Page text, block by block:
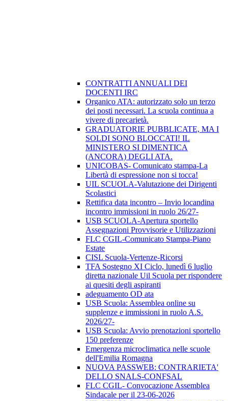
CONTRATTI ANNUALI DEI
DOCENTI IRC
Organico ATA: autorizzato solo un terzo
dei posti necessari. La scuola continua a
vivere di precarietà.
GRADUATORIE PUBBLICATE, MA I
SOLDI SONO BLOCCATI! IL
MINISTERO SI DIMENTICA
(ANCORA) DEGLI ATA.
UNICOBAS- Comunicato stampa-La
Libertà di espressione non si tocca!
UIL SCUOLA-Valutazione dei Dirigenti
Scolastici
Rettifica data incontro – Invio locandina
incontro immissioni in ruolo 26/27-
USB SCUOLA-Apertura sportello
Assegnazioni Provvisorie e Utilizzazioni
FLC CGIL-Comunicato Stampa-Piano
Estate
CISL Scuola-Vertenze-Ricorsi
TFA Sostegno XI Ciclo, lunedì 6 luglio
diretta nazionale Uil Scuola per rispondere
ai quesiti degli aspiranti
adeguamento OD ata
USB Scuola: Assemblea online su
supplenze e immissioni in ruolo A.S.
2026/27-
USB Scuola: Avvio prenotazioni sportello
150 preferenze
Emergenza microclimatica nelle scuole
dell'Emilia Romagna
NUOVA PASSWEB: CONTRARIETA'
DELLO SNALS-CONFSAL
FLC CGIL- Convocazione Assemblea
Sindacale per il 23-06-2026